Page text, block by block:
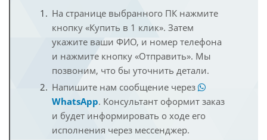
На странице выбранного ПК нажмите
кнопку «Купить в 1 клик». Затем
укажите ваши ФИО, и номер телефона
и нажмите кнопку «Отправить». Мы
позвоним, что бы уточнить детали.
Напишите нам сообщение через
WhatsApp. Консультант оформит заказ
и будет информировать о ходе его
исполнения через мессенджер.